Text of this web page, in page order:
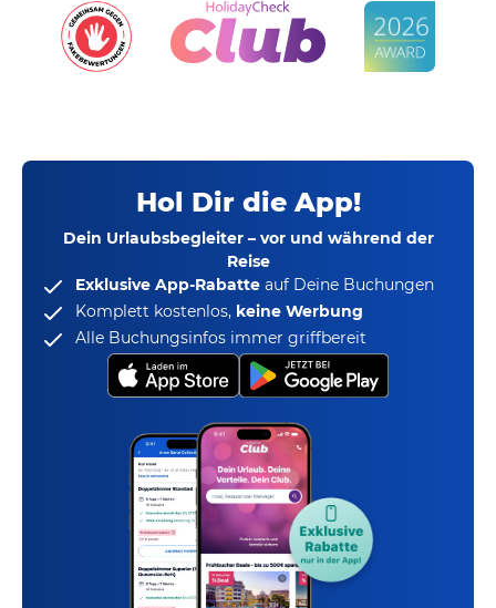
Hol Dir die App!
Dein Urlaubsbegleiter – vor und während der
Reise
Exklusive App-Rabatte auf Deine Buchungen
Komplett kostenlos, keine Werbung
Alle Buchungsinfos immer griffbereit